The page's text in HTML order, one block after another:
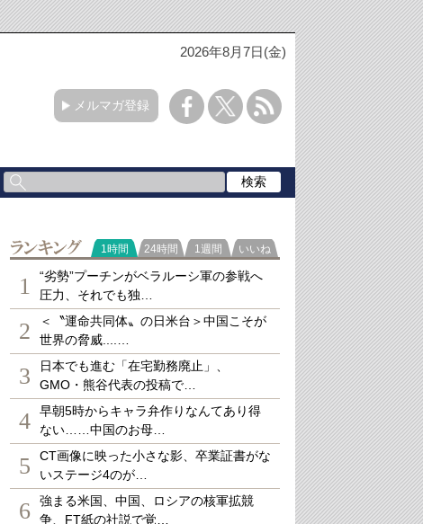
2026年8月7日(金)
メルマガ登録
ランキング
1時間 24時間 1週間 いいね
1
“劣勢”プーチンがベラルーシ軍の参戦へ
圧力、それでも独…
2
＜〝運命共同体〟の日米台＞中国こそが
世界の脅威....…
3
日本でも進む「在宅勤務廃止」、
GMO・熊谷代表の投稿で…
4
早朝5時からキャラ弁作りなんてあり得
ない……中国のお母…
5
CT画像に映った小さな影、卒業証書がな
いステージ4のが…
6
強まる米国、中国、ロシアの核軍拡競
争、FT紙の社説で覚…